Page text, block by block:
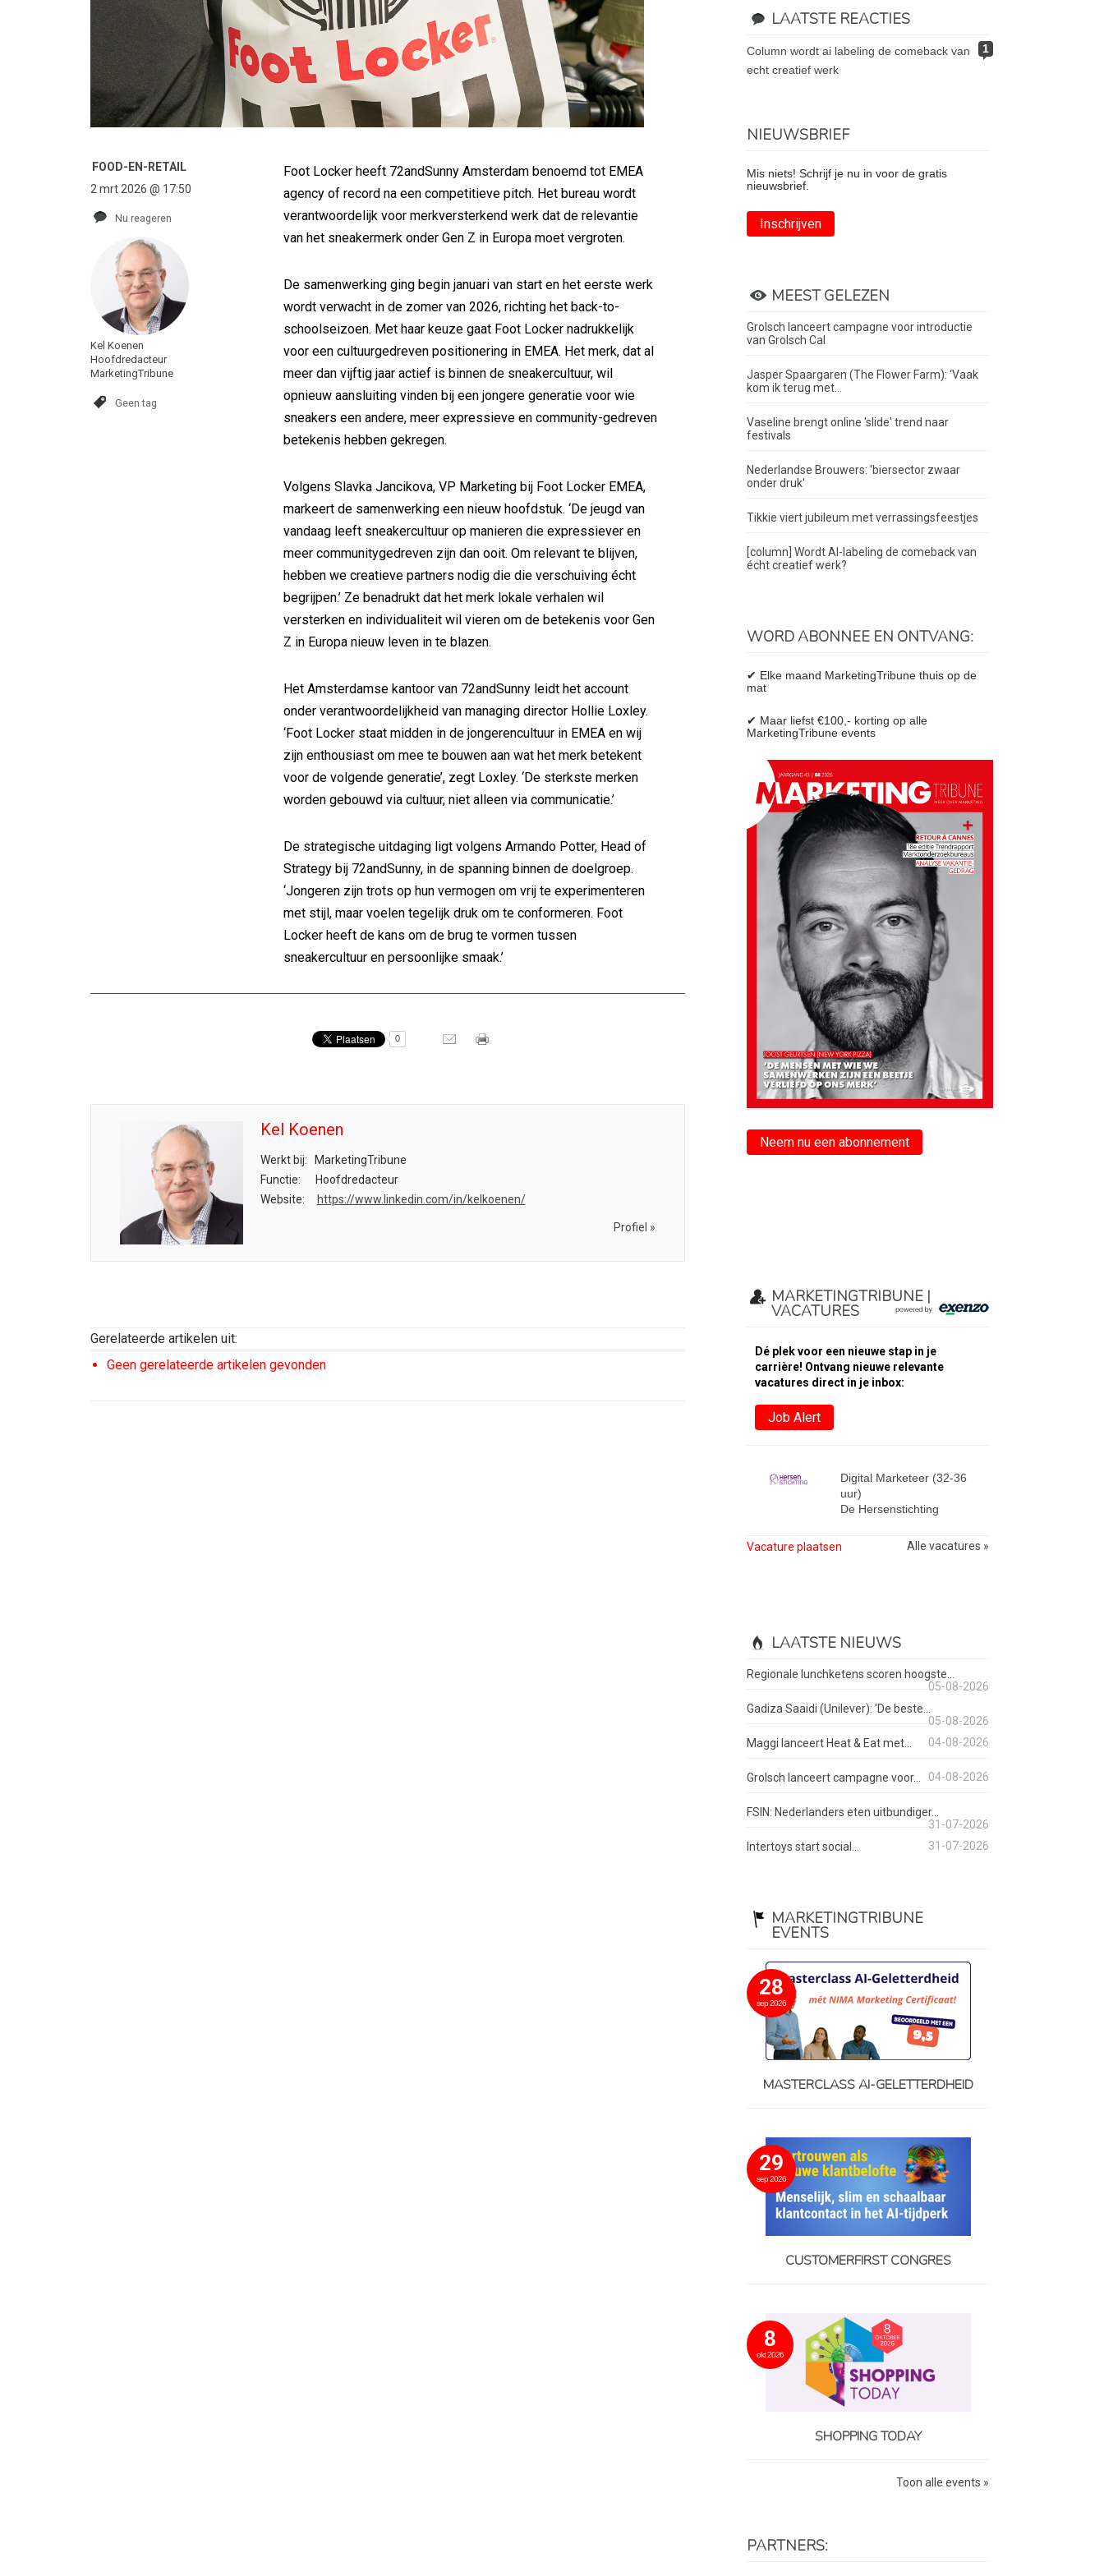
FOOD-EN-RETAIL
2 mrt 2026 @ 17:50
Nu reageren
Kel Koenen
Hoofdredacteur
MarketingTribune
Geen tag
Foot Locker heeft 72andSunny Amsterdam benoemd tot EMEA
agency of record na een competitieve pitch. Het bureau wordt
verantwoordelijk voor merkversterkend werk dat de relevantie
van het sneakermerk onder Gen Z in Europa moet vergroten.
De samenwerking ging begin januari van start en het eerste werk
wordt verwacht in de zomer van 2026, richting het back-to-
schoolseizoen. Met haar keuze gaat Foot Locker nadrukkelijk
voor een cultuurgedreven positionering in EMEA. Het merk, dat al
meer dan vijftig jaar actief is binnen de sneakercultuur, wil
opnieuw aansluiting vinden bij een jongere generatie voor wie
sneakers een andere, meer expressieve en community-gedreven
betekenis hebben gekregen.
Volgens Slavka Jancikova, VP Marketing bij Foot Locker EMEA,
markeert de samenwerking een nieuw hoofdstuk. ‘De jeugd van
vandaag leeft sneakercultuur op manieren die expressiever en
meer communitygedreven zijn dan ooit. Om relevant te blijven,
hebben we creatieve partners nodig die die verschuiving écht
begrijpen.’ Ze benadrukt dat het merk lokale verhalen wil
versterken en individualiteit wil vieren om de betekenis voor Gen
Z in Europa nieuw leven in te blazen.
Het Amsterdamse kantoor van 72andSunny leidt het account
onder verantwoordelijkheid van managing director Hollie Loxley.
‘Foot Locker staat midden in de jongerencultuur in EMEA en wij
zijn enthousiast om mee te bouwen aan wat het merk betekent
voor de volgende generatie’, zegt Loxley. ‘De sterkste merken
worden gebouwd via cultuur, niet alleen via communicatie.’
De strategische uitdaging ligt volgens Armando Potter, Head of
Strategy bij 72andSunny, in de spanning binnen de doelgroep.
‘Jongeren zijn trots op hun vermogen om vrij te experimenteren
met stijl, maar voelen tegelijk druk om te conformeren. Foot
Locker heeft de kans om de brug te vormen tussen
sneakercultuur en persoonlijke smaak.’
0
Kel Koenen
Werkt bij:
MarketingTribune
Functie:
Hoofdredacteur
Website:
https://www.linkedin.com/in/kelkoenen/
Profiel »
Gerelateerde artikelen uit:
Geen gerelateerde artikelen gevonden
LAATSTE REACTIES
1
column wordt ai labeling de comeback van
echt creatief werk
NIEUWSBRIEF
Mis niets! Schrijf je nu in voor de gratis
nieuwsbrief.
Inschrijven
MEEST GELEZEN
Grolsch lanceert campagne voor introductie
van Grolsch Cal
Jasper Spaargaren (The Flower Farm): ‘Vaak
kom ik terug met...
Vaseline brengt online 'slide' trend naar
festivals
Nederlandse Brouwers: 'biersector zwaar
onder druk'
Tikkie viert jubileum met verrassingsfeestjes
[column] Wordt AI-labeling de comeback van
écht creatief werk?
WORD ABONNEE EN ONTVANG:
✔ Elke maand MarketingTribune thuis op de
mat
✔ Maar liefst €100,- korting op alle
MarketingTribune events
Neem nu een abonnement
MARKETINGTRIBUNE |
VACATURES
Dé plek voor een nieuwe stap in je
carrière! Ontvang nieuwe relevante
vacatures direct in je inbox:
Job Alert
Digital Marketeer (32-36
uur)
De Hersenstichting
Vacature plaatsen Alle vacatures »
LAATSTE NIEUWS
Regionale lunchketens scoren hoogste...
05-08-2026
Gadiza Saaidi (Unilever): 'De beste...
05-08-2026
Maggi lanceert Heat & Eat met...
04-08-2026
Grolsch lanceert campagne voor... 04-08-2026
FSIN: Nederlanders eten uitbundiger...
31-07-2026
Intertoys start social...
31-07-2026
MARKETINGTRIBUNE
EVENTS
28
sep 2026
MASTERCLASS AI-GELETTERDHEID
29
sep 2026
CUSTOMERFIRST CONGRES
8
okt 2026
SHOPPING TODAY
Toon alle events »
PARTNERS: